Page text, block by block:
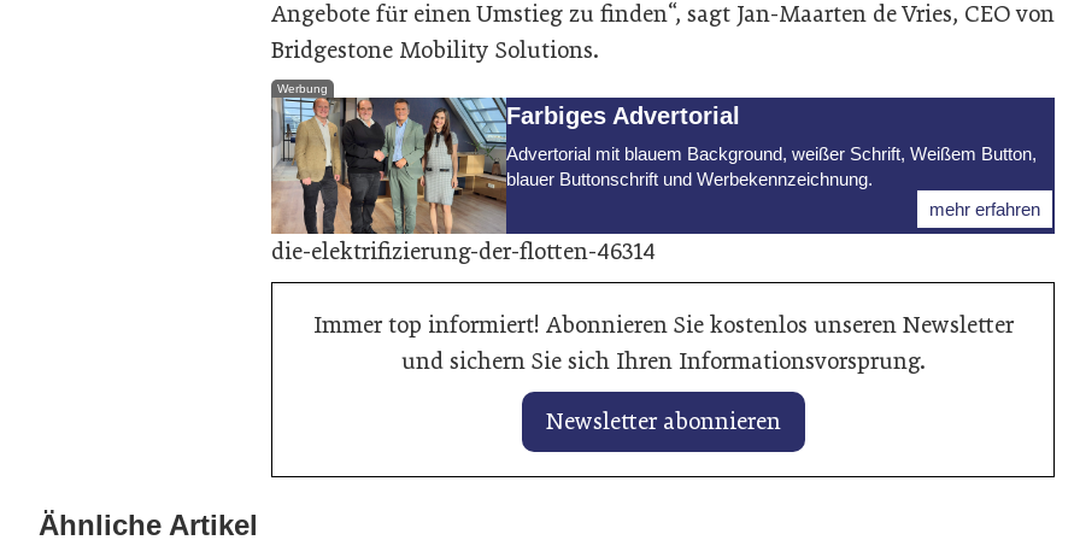
Angebote für einen Umstieg zu finden“, sagt Jan-Maarten de Vries, CEO von
Bridgestone Mobility Solutions.
Werbung
Farbiges Advertorial
Advertorial mit blauem Background, weißer Schrift, Weißem Button,
blauer Buttonschrift und Werbekennzeichnung.
mehr erfahren
die-elektrifizierung-der-flotten-46314
Immer top informiert! Abonnieren Sie kostenlos unseren Newsletter
und sichern Sie sich Ihren Informationsvorsprung.
Newsletter abonnieren
Ähnliche Artikel
Traktionsbatterien verlängert
27. Januar 2026 25. Januar 2026